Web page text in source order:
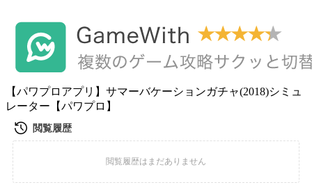
【パワプロアプリ】サマーバケーションガチャ(2018)シミュ
レーター【パワプロ】